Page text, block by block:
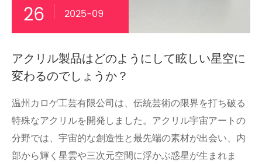
26 2025-09
アクリル製品はどのようにして眩しい星空に
変わるのでしょうか？
温州カロゲ工芸有限公司は、伝統芸術の限界を打ち破る
特殊なアクリルを開発しました。アクリル宇宙アートの
分野では、宇宙的な創造性と最先端の素材が出会い、内
部から輝く星雲や三次元空間に浮かぶ惑星が生まれま